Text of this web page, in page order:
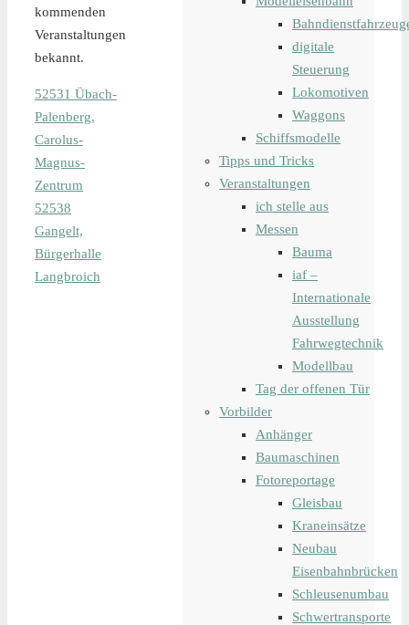
kommenden
Veranstaltungen
bekannt.
52531 Übach-
Palenberg,
Carolus-
Magnus-
Zentrum
52538
Gangelt,
Bürgerhalle
Langbroich
digitale
Steuerung
Lokomotiven
Waggons
Schiffsmodelle
Tipps und Tricks
Veranstaltungen
ich stelle aus
Messen
Bauma
iaf –
Internationale
Ausstellung
Fahrwegtechnik
Modellbau
Tag der offenen Tür
Vorbilder
Anhänger
Baumaschinen
Fotoreportage
Gleisbau
Kraneinsätze
Neubau
Eisenbahnbrücken
Schleusenumbau
Schwertransporte